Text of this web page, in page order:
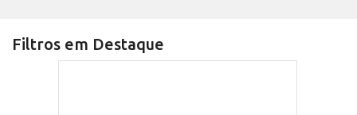
Filtros em Destaque